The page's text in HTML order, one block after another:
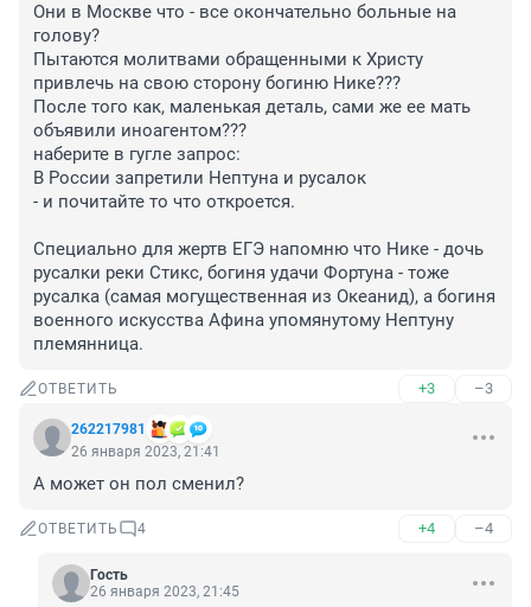
Они в Москве что - все окончательно больные на
голову?
Пытаются молитвами обращенными к Христу
привлечь на свою сторону богиню Нике???
После того как, маленькая деталь, сами же ее мать
объявили иноагентом???
наберите в гугле запрос:
В России запретили Нептуна и русалок
- и почитайте то что откроется.
Специально для жертв ЕГЭ напомню что Нике - дочь
русалки реки Стикс, богиня удачи Фортуна - тоже
русалка (самая могущественная из Океанид), а богиня
военного искусства Афина упомянутому Нептуну
племянница.
ОТВЕТИТЬ +3 –3
262217981
26 января 2023, 21:41
А может он пол сменил?
ОТВЕТИТЬ 4 +4 –4
Гость
26 января 2023, 21:45